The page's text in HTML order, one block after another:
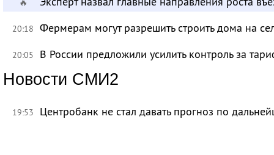
20:18 Фермерам могут разрешить строить дома на
20:05 В России предложили усилить контроль за
Новости СМИ2
19:53 Центробанк не стал давать прогноз по